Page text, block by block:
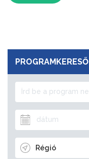
PROGRAMKERESŐ
Régió